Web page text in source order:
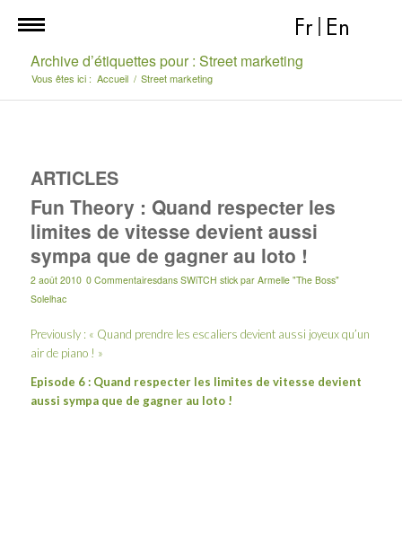
Fr En
Archive d’étiquettes pour : Street marketing
Vous êtes ici : Accueil / Street marketing
ARTICLES
Fun Theory : Quand respecter les
limites de vitesse devient aussi
sympa que de gagner au loto !
2 août 2010 0 Commentairesdans SWiTCH stick par Armelle "The Boss"
Solelhac
Previously : « Quand prendre les escaliers devient aussi joyeux qu’un
air de piano ! »
Episode 6 : Quand respecter les limites de vitesse devient
aussi sympa que de gagner au loto !